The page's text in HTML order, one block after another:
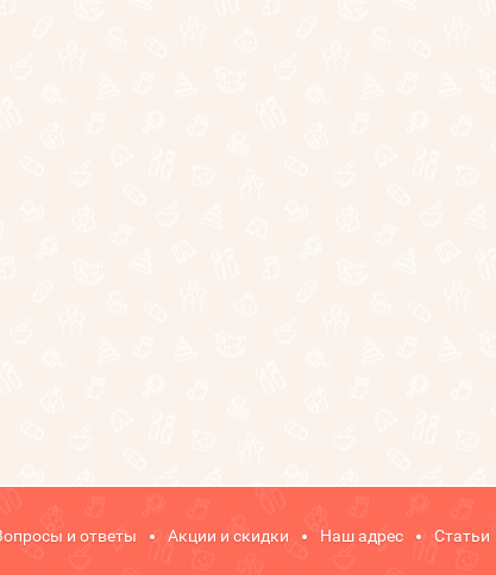
и ответы Акции и скидки Наш адрес Статьи